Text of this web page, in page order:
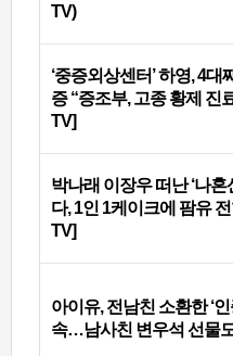
TV)
‘중증외상센터’ 하영, 4대
증 “증조부, 고종 황제 진
TV]
박나래 이장우 떠난 ‘나혼
다, 1인 1케이크에 팜유
TV]
아이유, 전남친 소환한 ‘
속…남사친 변우석 선물도